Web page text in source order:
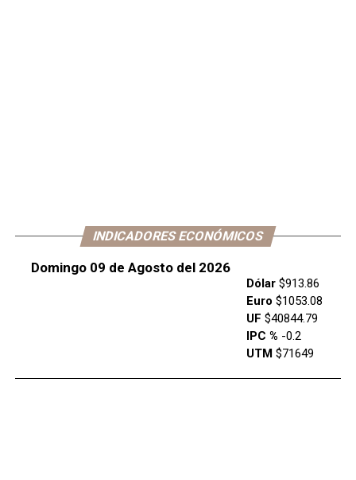
INDICADORES ECONÓMICOS
Domingo 09 de Agosto del 2026
Dólar$913.86
Euro $1053.08
UF $40844.79
IPC % -0.2
UTM$71649